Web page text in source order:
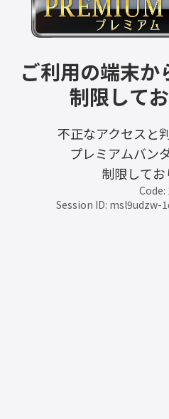
ご利用の端末か
制限してお
不正なアクセスと
プレミアムバン
制限してお
Code:
Session ID: msl9udzw-